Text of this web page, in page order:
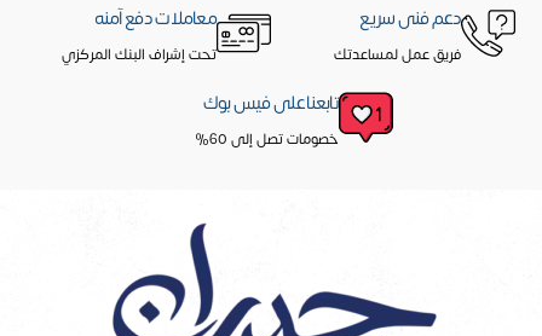
دعم فنى سريع
فريق عمل لمساعدتك
معاملات دفع آمنه
تحت إشراف البنك المركزي
تابعنا على فيس بوك
خصومات تصل إلى 60%